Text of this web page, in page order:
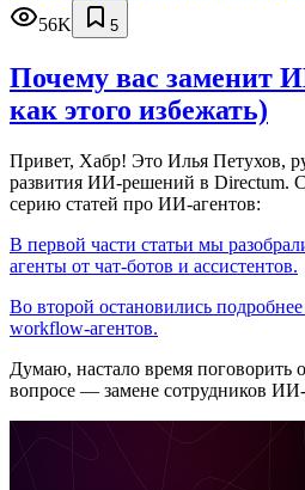
56K
5
Почему вас заменит
как этого избежать)
Привет, Хабр! Это Илья Петухов,
развития ИИ-решений в Directum.
серию статей про ИИ-агентов:
В первой части статьи мы
агенты от чат-ботов и ассистентов.
Во второй остановились
workflow-агентов.
Думаю, настало время поговорить
вопросе — замене сотрудников